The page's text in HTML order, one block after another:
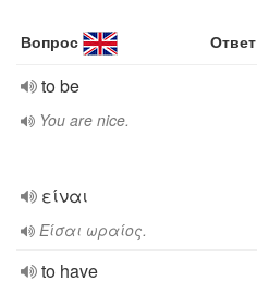
Вопрос Ответ
to be
You are nice.
είναι
Είσαι ωραίος.
to have